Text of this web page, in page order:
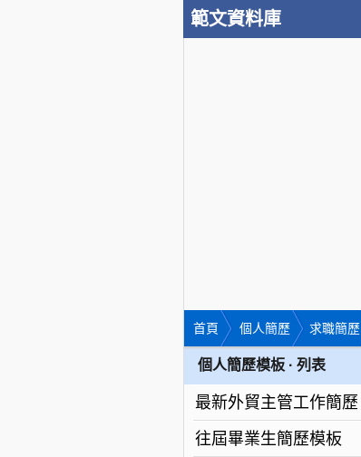
範文資料庫
首頁 個人簡歷 求職簡歷
個人簡歷模板 · 列表
最新外貿主管工作簡歷
往屆畢業生簡歷模板